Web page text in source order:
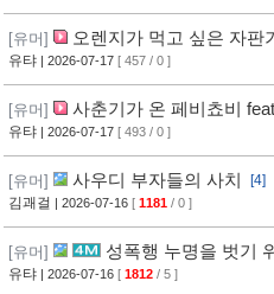
[유머] 오렌지가 먹고 싶은 자판
유탸 | 2026-07-17 [ 457 / 0 ]
[유머] 사춘기가 온 페비쵸비
유탸 | 2026-07-17 [ 493 / 0 ]
[유머] 사우디 부자들의 사치
[4]
김괘걸
| 2026-07-16 [ 1181 / 0 ]
[유머] 성폭행 누명을 벗기
유탸 | 2026-07-16 [ 1812 / 5 ]